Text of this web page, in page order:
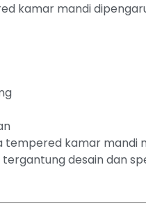
kamar mandi
tempered kamar mandi
desain dan